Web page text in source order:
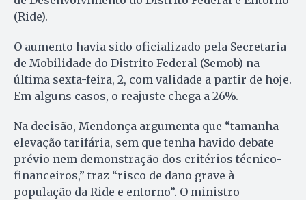
(Ride).
O aumento havia sido oficializado pela Secretaria
de Mobilidade do Distrito Federal (Semob) na
última sexta-feira, 2, com validade a partir de hoje.
Em alguns casos, o reajuste chega a 26%.
Na decisão, Mendonça argumenta que “tamanha
elevação tarifária, sem que tenha havido debate
prévio nem demonstração dos critérios técnico-
financeiros,” traz “risco de dano grave à
população da Ride e entorno”. O ministro